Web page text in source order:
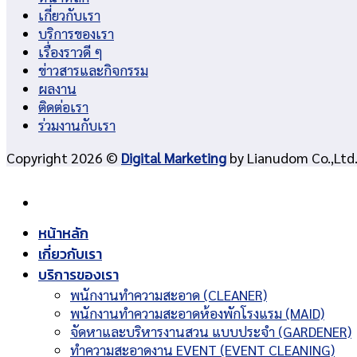
เกี่ยวกับเรา
บริการของเรา
เรื่องราวดี ๆ
ข่าวสารและกิจกรรม
ผลงาน
ติดต่อเรา
ร่วมงานกับเรา
Copyright 2026 © Digital Marketing by Lianudom Co.,Ltd.
หน้าหลัก
เกี่ยวกับเรา
บริการของเรา
พนักงานทำความสะอาด (CLEANER)
พนักงานทำความสะอาดห้องพักโรงแรม (MAID)
จัดหาและบริหารงานสวน แบบประจำ (GARDENER)
ทำความสะอาดงาน EVENT (EVENT CLEANING)